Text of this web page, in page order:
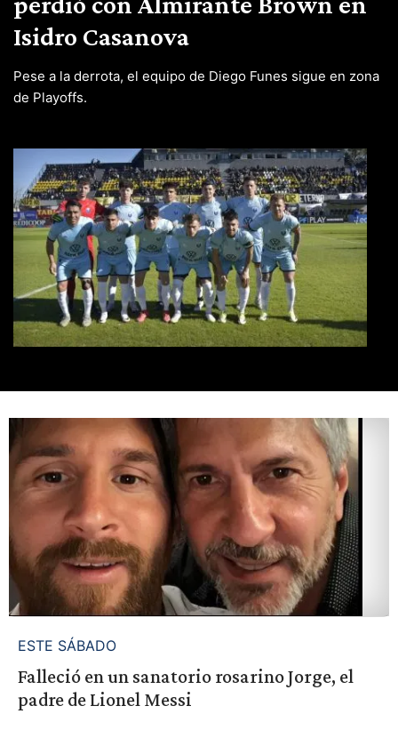
Isidro Casanova
Pese a la derrota, el equipo de Diego Funes sigue en zona
de Playoffs.
ESTE SÁBADO
Falleció en un sanatorio rosarino Jorge, el
padre de Lionel Messi